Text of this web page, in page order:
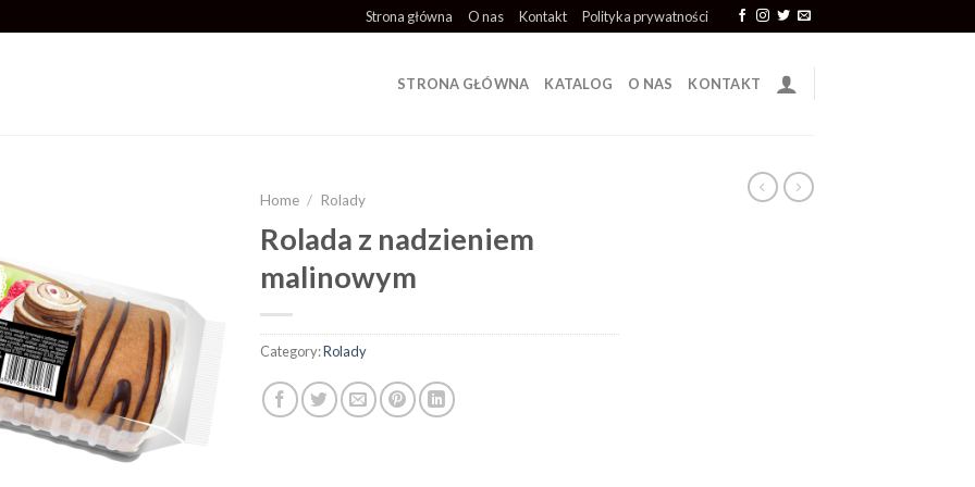
Strona główna O nas Kontakt Polityka prywatności
STRONA GŁÓWNA KATALOG O NAS KONTAKT
Home / Rolady
Rolada z nadzieniem
malinowym
Category:Rolady